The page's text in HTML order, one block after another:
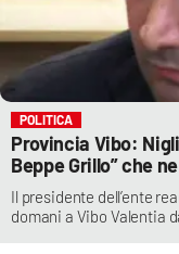
POLITICA
Provincia Vibo:
Beppe Grillo” che
Il presidente dell’ente
domani a Vibo Valentia